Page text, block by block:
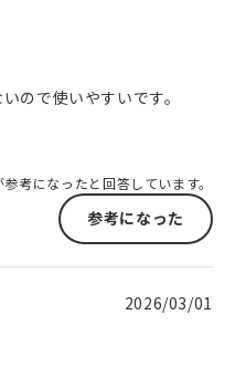
ので使いやすいです。
考になったと回答しています。
参考になった
2026/03/01